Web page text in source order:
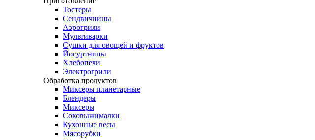
Тостеры
Сендвичницы
Аэрогрили
Мультиварки
Сушки для овощей и фруктов
Йогуртницы
Хлебопечи
Электрогрили
Обработка продуктов
Миксеры планетарные
Блендеры
Миксеры
Соковыжималки
Кухонные весы
Мясорубки